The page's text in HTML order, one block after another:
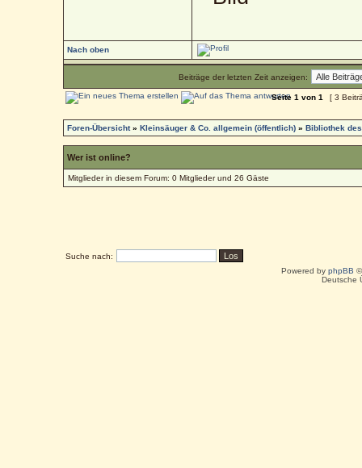
Nach oben
Beiträge der letzten Zeit anzeigen:
Seite1 von1 [ 3
Foren-Übersicht»Kleinsäuger & Co. allgemein (öffentlich) »Bibliothek
Wer ist online?
Mitglieder in diesem Forum: 0 Mitglieder und 26 Gäste
Suche nach:
Powered by phpBB
Deutsche